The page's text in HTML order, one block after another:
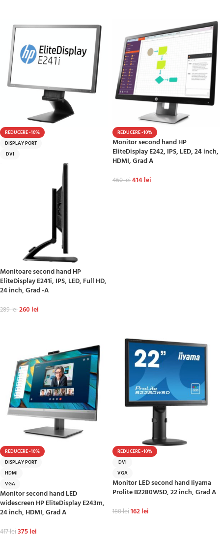
REDUCERE -10%
DISPLAY PORT
DVI
Monitoare second hand HP
EliteDisplay E241i, IPS, LED, Full HD,
24 inch, Grad -A
289lei260 lei
REDUCERE -10%
Monitor second hand HP
EliteDisplay E242, IPS, LED, 24 inch,
HDMI, Grad A
460lei414lei
REDUCERE -10%
DISPLAY PORT
HDMI
VGA
Monitor second hand LED
widescreen HP EliteDisplay E243m,
24 inch, HDMI, Grad A
417lei375lei
REDUCERE -10%
DVI
VGA
Monitor LED second hand Iiyama
Prolite B2280WSD, 22 inch, Grad A
180lei162lei